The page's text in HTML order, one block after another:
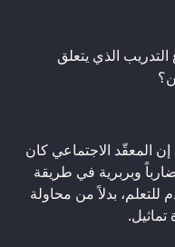
الذي يتعلق
المعقّد الاجتماعي كان
وبربرية في طريقة
للتعلم، بدلاً من محاولة